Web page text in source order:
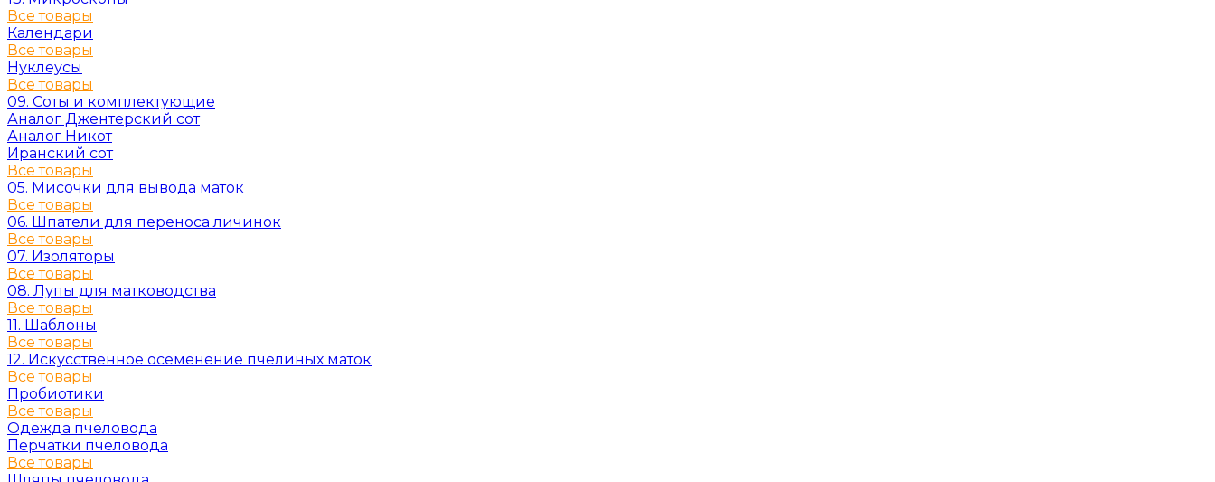
Все товары
Календари
Все товары
Нуклеусы
Все товары
09. Соты и комплектующие
Аналог Джентерский сот
Аналог Никот
Иранский сот
Все товары
05. Мисочки для вывода маток
Все товары
06. Шпатели для переноса личинок
Все товары
07. Изоляторы
Все товары
08. Лупы для матководства
Все товары
11. Шаблоны
Все товары
12. Искусственное осеменение пчелиных маток
Все товары
Пробиотики
Все товары
Одежда пчеловода
Перчатки пчеловода
Все товары